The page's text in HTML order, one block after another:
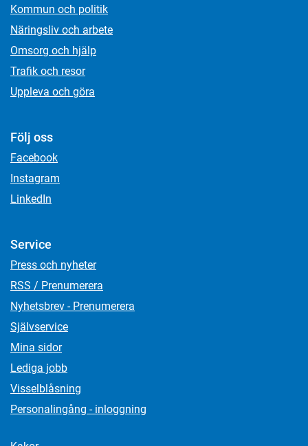
Kommun och politik
Näringsliv och arbete
Omsorg och hjälp
Trafik och resor
Uppleva och göra
Följ oss
Facebook
Instagram
LinkedIn
Service
Press och nyheter
RSS / Prenumerera
Nyhetsbrev - Prenumerera
Självservice
Mina sidor
Lediga jobb
Visselblåsning
Personalingång - inloggning